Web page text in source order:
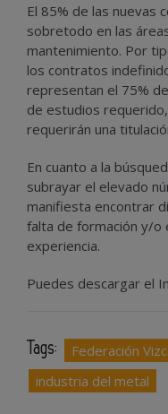
El 85% de las nuevas
sobretodo en las
mantenimiento. Por
los contratos
representan el 75%
de estudios
requerirán una
En cuanto a la
subrayar el elevado
manifiesta encontrar
falta de formación y/o
experiencia.
Puedes descargar el
Tags:
Federación
industria del metal